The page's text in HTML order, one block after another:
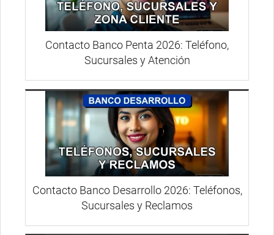
Contacto Banco Penta 2026: Teléfono,
Sucursales y Atención
Contacto Banco Desarrollo 2026: Teléfonos,
Sucursales y Reclamos